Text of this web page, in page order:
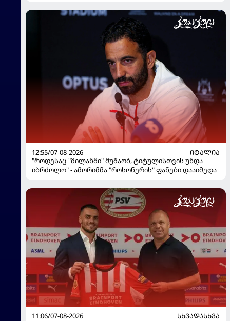
ᲐᲡᲐᲙᲝᲑᲠᲘᲕᲘ ᲜᲐᲙᲠᲔᲑᲘ
"უმცროსი ბორჯღალოსნების" ხუთი ლელო ინგლისთან
12:55/07-08-2026
ᲘᲢᲐᲚᲘᲐ
"როდესაც "მილანში" მუშაობ, ტიტულისთვის უნდა
იბრძოლო" - ამორიმმა "როსონერის" ფანები დააიმედა